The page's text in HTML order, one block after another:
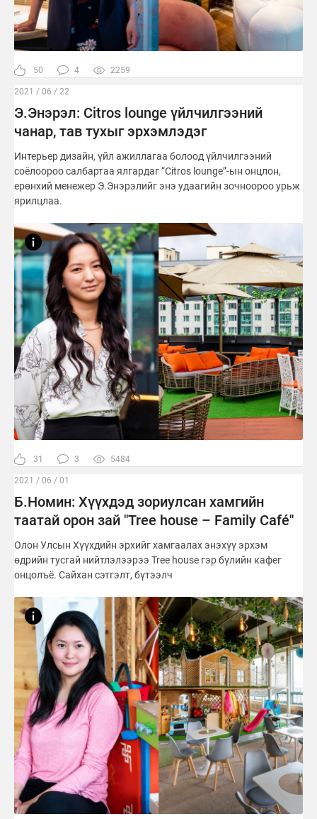
50 4 2259
2021 / 06 / 22
Э.Энэрэл: Citros lounge үйлчилгээний
чанар, тав тухыг эрхэмлэдэг
Интерьер дизайн, үйл ажиллагаа болоод үйлчилгээний
соёлоороо салбартаа ялгардаг “Citros lounge”-ын онцлон,
ерөнхий менежер Э.Энэрэлийг энэ удаагийн зочноороо урьж
ярилцлаа.
31 3 5484
2021 / 06 / 01
Б.Номин: Хүүхдэд зориулсан хамгийн
таатай орон зай "Tree house – Family Café"
Олон Улсын Хүүхдийн эрхийг хамгаалах энэхүү эрхэм
өдрийн тусгай нийтлэлээрээ Tree house гэр бүлийн кафег
онцолъё. Сайхан сэтгэлт, бүтээлч